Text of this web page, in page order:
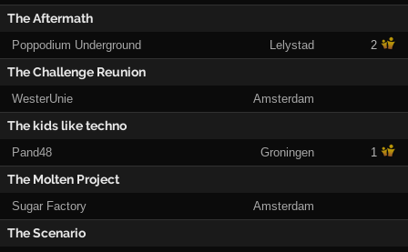
The Aftermath
Poppodium Underground Lelystad 2
The Challenge Reunion
WesterUnie Amsterdam
The kids like techno
Pand48 Groningen 1
The Molten Project
Sugar Factory Amsterdam
The Scenario